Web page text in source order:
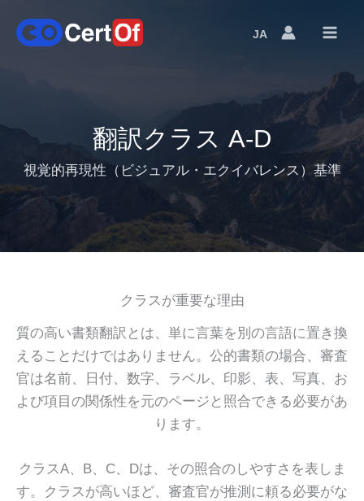
JALanguage
翻訳クラス A-D
視覚的再現性（ビジュアル・エクイバレンス）基準
クラスが重要な理由
質の高い書類翻訳とは、単に言葉を別の言語に置き換
えることだけではありません。公的書類の場合、審査
官は名前、日付、数字、ラベル、印影、表、写真、お
よび項目の関係性を元のページと照合できる必要があ
ります。
クラスA、B、C、Dは、その照合のしやすさを表しま
す。クラスが高いほど、審査官が推測に頼る必要がな